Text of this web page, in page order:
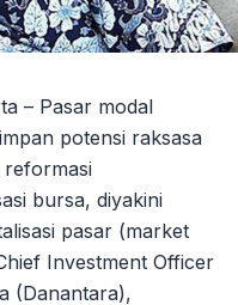
– Pasar modal
potensi raksasa
reformasi
bursa, diyakini
pasar (market
Investment Officer
(Danantara),